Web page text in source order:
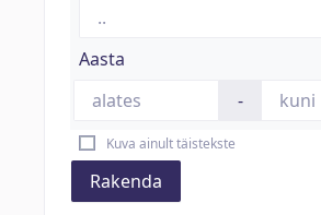
Aasta
-
Kuva ainult täistekste
Rakenda